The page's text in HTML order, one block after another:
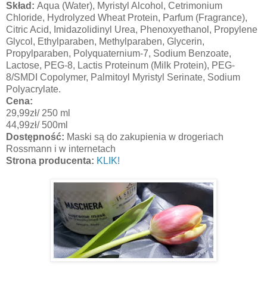
Skład: Aqua (Water), Myristyl Alcohol, Cetrimonium
Chloride, Hydrolyzed Wheat Protein, Parfum (Fragrance),
Citric Acid, Imidazolidinyl Urea, Phenoxyethanol, Propylene
Glycol, Ethylparaben, Methylparaben, Glycerin,
Propylparaben, Polyquaternium-7, Sodium Benzoate,
Lactose, PEG-8, Lactis Proteinum (Milk Protein), PEG-
8/SMDI Copolymer, Palmitoyl Myristyl Serinate, Sodium
Polyacrylate.
Cena:
29,99zł/ 250 ml
44,99zł/ 500ml
Dostępność: Maski są do zakupienia w drogeriach
Rossmann i w internetach
Strona producenta: KLIK!